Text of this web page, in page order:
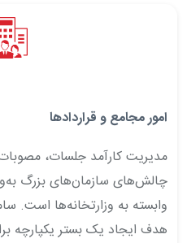
امور مجامع و قراردادها
مدیریت کارآمد جلسات،
چالش‌های سازمان‌های بزرگ
وابسته به وزارتخانه‌ها است.
هدف ایجاد یک بستر یکپارچه